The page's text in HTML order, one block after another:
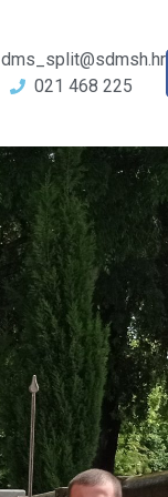
dms_split@sdmsh.hr
021 468 225